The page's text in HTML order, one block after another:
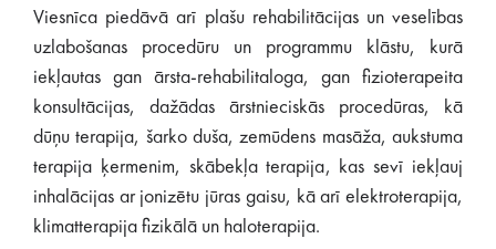
Viesnīca piedāvā arī plašu rehabilitācijas un veselības
uzlabošanas procedūru un programmu klāstu, kurā
iekļautas gan ārsta-rehabilitaloga, gan fizioterapeita
konsultācijas, dažādas ārstnieciskās procedūras, kā
dūņu terapija, šarko duša, zemūdens masāža, aukstuma
terapija ķermenim, skābekļa terapija, kas sevī iekļauj
inhalācijas ar jonizētu jūras gaisu, kā arī elektroterapija,
klimatterapija fizikālā un haloterapija.